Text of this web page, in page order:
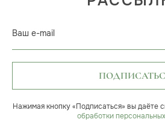
Ваш e-mail
Нажимая кнопку «Подписаться» вы даёте
обработки